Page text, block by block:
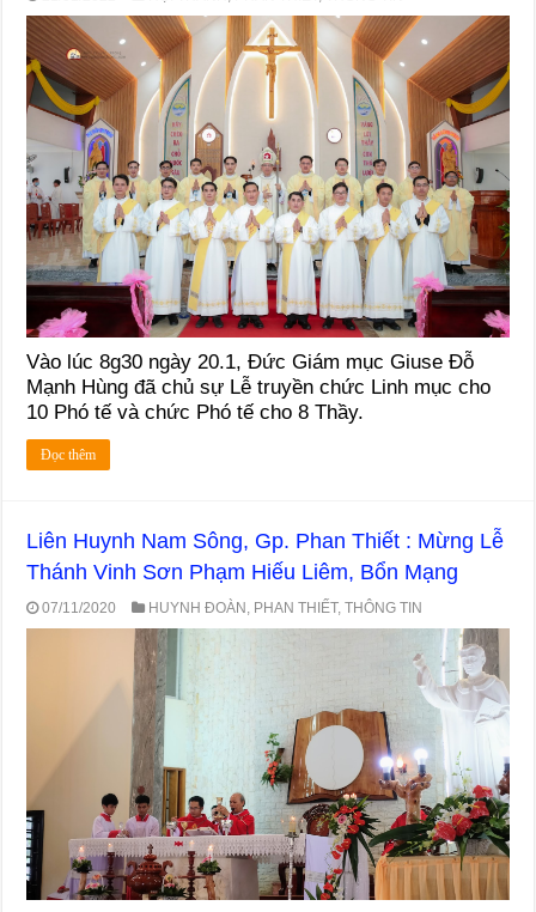
Vào lúc 8g30 ngày 20.1, Đức Giám mục Giuse Đỗ
Mạnh Hùng đã chủ sự Lễ truyền chức Linh mục cho
10 Phó tế và chức Phó tế cho 8 Thầy.
Đọc thêm
Liên Huynh Nam Sông, Gp. Phan Thiết : Mừng Lễ
Thánh Vinh Sơn Phạm Hiếu Liêm, Bổn Mạng
07/11/2020 HUYNH ĐOÀN , PHAN THIẾT,THÔNG TIN